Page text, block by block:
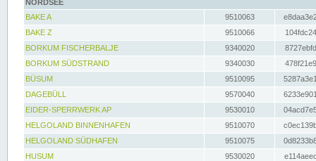
NORDSEE
BAKE A
9510063
BAKE Z
9510066
BORKUM FISCHERBALJE
9340020
BORKUM SÜDSTRAND
9340030
BÜSUM
9510095
DAGEBÜLL
9570040
EIDER-SPERRWERK AP
9530010
HELGOLAND BINNENHAFEN
9510070
HELGOLAND SÜDHAFEN
9510075
HUSUM
9530020